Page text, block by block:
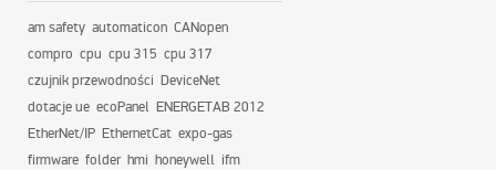
am safety automaticon CANopen
compro cpu cpu 315 cpu 317
czujnik przewodności DeviceNet
dotacje ue ecoPanel ENERGETAB 2012
EtherNet/IP EthernetCat expo-gas
firmware folder hmi honeywell ifm